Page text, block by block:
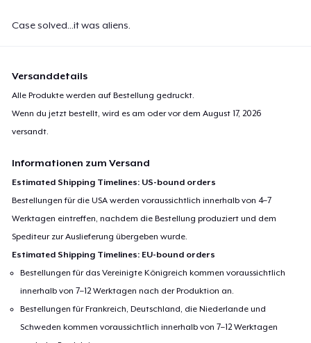
Case solved...it was aliens.
Versanddetails
Alle Produkte werden auf Bestellung gedruckt.
Wenn du jetzt bestellt, wird es am oder vor demAugust 17, 2026
versandt.
Informationen zum Versand
Estimated Shipping Timelines: US-bound orders
Bestellungen für die USA werden voraussichtlich innerhalb von 4–7
Werktagen eintreffen, nachdem die Bestellung produziert und dem
Spediteur zur Auslieferung übergeben wurde.
Estimated Shipping Timelines: EU-bound orders
Bestellungen für das Vereinigte Königreich kommen voraussichtlich
innerhalb von 7–12 Werktagen nach der Produktion an.
Bestellungen für Frankreich, Deutschland, die Niederlande und
Schweden kommen voraussichtlich innerhalb von 7–12 Werktagen